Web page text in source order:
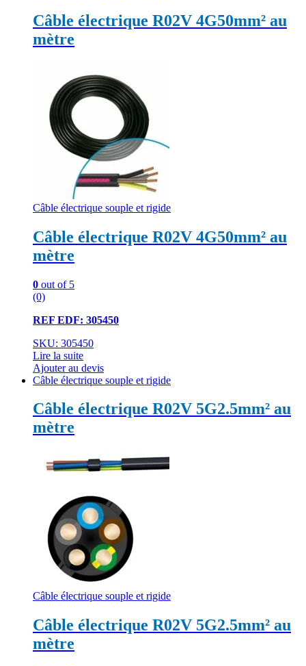
Câble électrique R02V 4G50mm² au
mètre
Câble électrique souple et rigide
Câble électrique R02V 4G50mm² au
mètre
0 out of 5
(0)
REF EDF: 305450
SKU: 305450
Lire la suite
Ajouter au devis
Câble électrique souple et rigide
Câble électrique R02V 5G2.5mm² au
mètre
Câble électrique souple et rigide
Câble électrique R02V 5G2.5mm² au
mètre